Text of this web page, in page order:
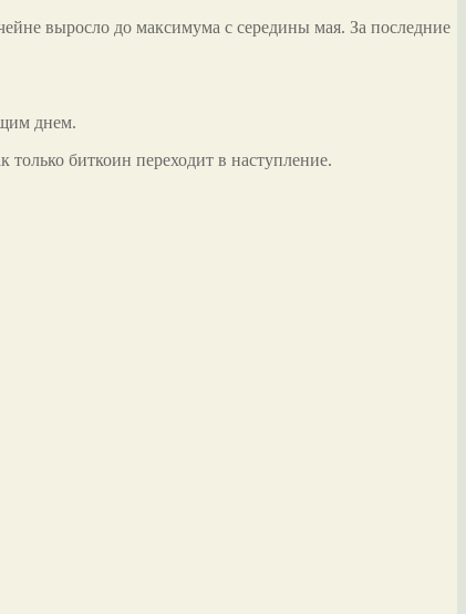
выросло до максимума с середины мая. За последние
днем.
только биткоин переходит в наступление.